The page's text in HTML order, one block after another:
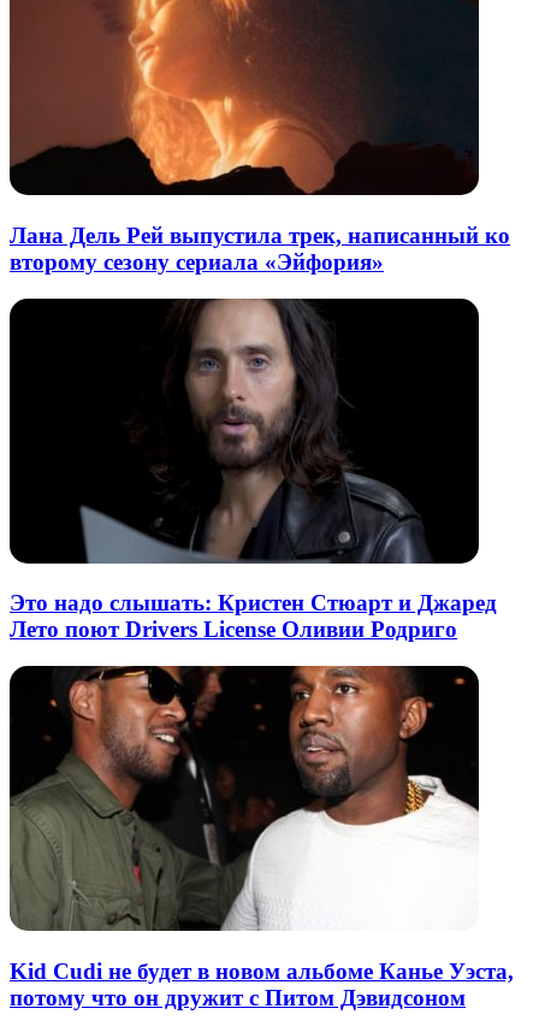
Лана Дель Рей выпустила трек, написанный ко
второму сезону сериала «Эйфория»
Это надо слышать: Кристен Стюарт и Джаред
Лето поют Drivers License Оливии Родриго
Kid Cudi не будет в новом альбоме Канье Уэста,
потому что он дружит с Питом Дэвидсоном